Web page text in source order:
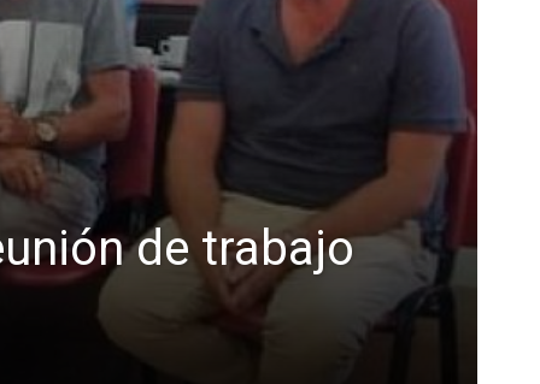
de trabajo